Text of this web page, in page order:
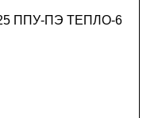
ППУ-ПЭ ТЕПЛО-6